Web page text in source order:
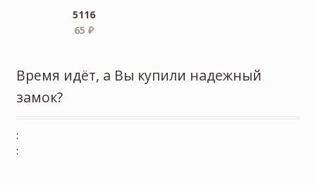
5116
65₽
Время идёт, а Вы купили надежный
замок?
:
: